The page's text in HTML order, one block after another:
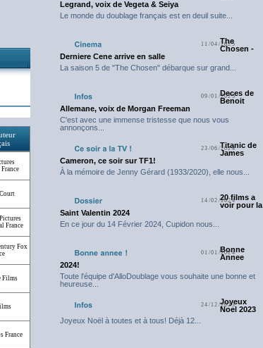
France
Fox
Films
France
Legrand, voix de Vegeta & Seiya
Le monde du doublage français est en deuil suite...
11/04/2025
The
Chosen -
Derniere Cene arrive en salle
La saison 5 de "The Chosen" débarque sur grand...
09/01/2025Deces de
Benoit
Allemane, voix de Morgan Freeman
C'est avec une immense tristesse que nous vous
annonçons...
23/06/2024Titanic de
James
Cameron, ce soir sur TF1!
À la mémoire de Jenny Gérard (1933/2020), elle nous...
14/02/202420 films a
voir pour la
Saint Valentin 2024
En ce jour du 14 Février 2024, Cupidon nous...
01/01/2024
Bonne
Annee
2024!
Toute l'équipe d'AlloDoublage vous souhaite une bonne et
heureuse...
24/12/2023
Joyeux
Noel 2023
Joyeux Noël à toutes et à tous! Déjà 12...